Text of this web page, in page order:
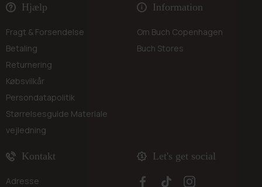
Hjælp
Fragt & Forsendelse
Betaling
Returnering
Købsvilkår
Persondatapolitik
Størrelsesguide Materiale
vejledning
Information
Om Buch Copenhagen
Buch Stores
Kontakt
Adresse
Let's get social